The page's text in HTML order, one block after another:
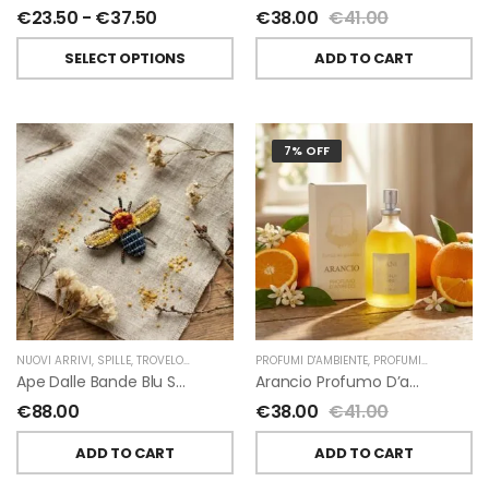
€23.50 - €37.50
SELECT OPTIONS
€38.00 €41.00
ADD TO CART
NUOVI ARRIVI, SPILLE, TROVELORE
Ape Dalle Bande Blu Spilla Decorata A Mano Di Trovelore
€88.00
ADD TO CART
7% OFF
PROFUMI D'AMBIENTE, PROFUMI D'AMBIENTE FIORIRA' UN GIARDINO
Arancio Profumo D’ambiente Di Fiorirà Un Giardino
€38.00 €41.00
ADD TO CART